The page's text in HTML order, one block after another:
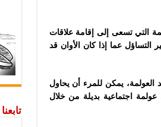
التي تسعى إلى إقامة علاقات
التساؤل عما إذا كان الأوان قد
العولمة، يمكن للمرء أن يحاول
اجتماعية بديلة من خلال